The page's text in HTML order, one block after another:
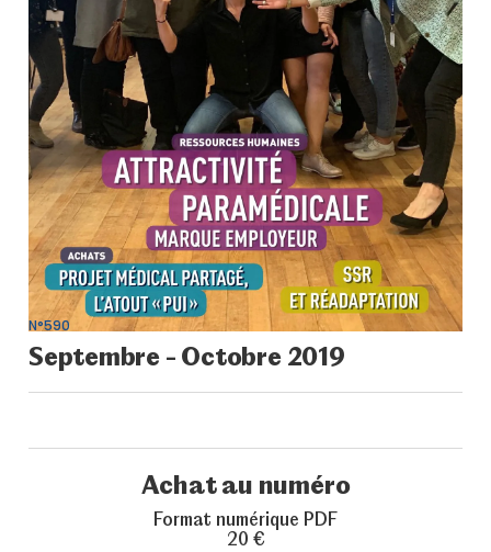
N°590
Septembre - Octobre 2019
Achat au numéro
Format numérique PDF
20 €